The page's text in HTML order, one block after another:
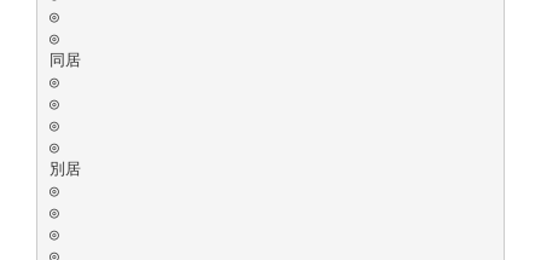
◎
◎
同居
◎
◎
◎
◎
別居
◎
◎
◎
◎